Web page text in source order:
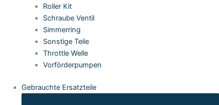
Roller Kit
Schraube Ventil
Simmerring
Sonstige Teile
Throttle Welle
Vorförderpumpen
Gebrauchte Ersatzteile